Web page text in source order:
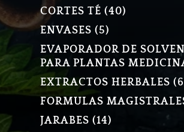
PRODUCTOS
CORTES TÉ 4040
ENVASES 55
PRODUCTOS
EVAPORADOR DE
PARA PLANTAS
EXTRACTOS HERBALES
FORMULAS
JARABES 1414